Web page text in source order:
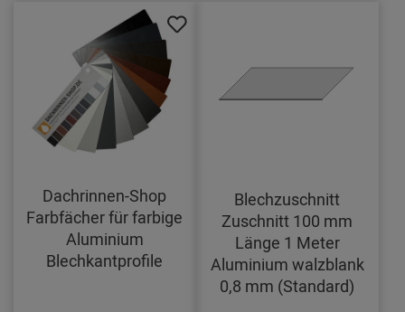
Dachrinnen-Shop
Farbfächer für farbige
Aluminium
Blechkantprofile
Blechzuschnitt
Zuschnitt 100 mm
Länge 1 Meter
Aluminium walzblank
0,8 mm (Standard)